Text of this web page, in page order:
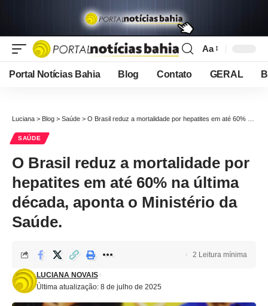
Font
Resizer
Aa
Portal Notícias Bahia Blog Contato GERAL
Luciana > Blog > Saúde > O Brasil reduz a mortalidade por hepatites em até 60% na última década, aponta o Ministério da Saúde.
SAÚDE
O Brasil reduz a mortalidade por
hepatites em até 60% na última
década, aponta o Ministério da
Saúde.
Última atualização: 8 de julho de 2025
LUCIANA NOVAIS
2 Leitura mínima